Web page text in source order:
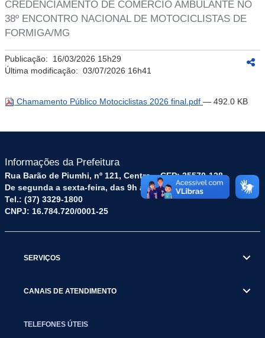
CREDENCIAMENTO DE COMÉRCIO AMBULANTE NO
38º ENCONTRO NACIONAL DE MOTOCICLISTAS DE
FORMIGA/MG
Publicação: 16/03/2026 15h29
Última modificação: 03/07/2026 16h41
Chamamento Público Motociclistas 2026 final.pdf — 492.0 KB
Informações da Prefeitura
Rua Barão de Piumhi, nº 121, Centro – CEP: 35570-128
De segunda a sexta-feira, das 9h às 16h
Tel.: (37) 3329-1800
CNPJ: 16.784.720/0001-25
SERVIÇOS
CANAIS DE ATENDIMENTO
TELEFONES ÚTEIS